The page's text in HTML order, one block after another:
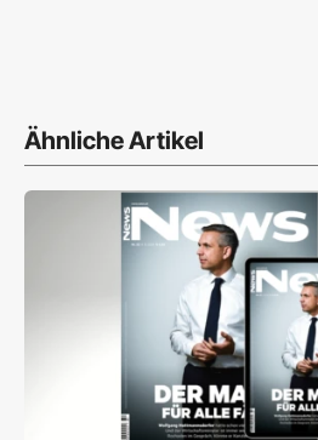
Ähnliche Artikel